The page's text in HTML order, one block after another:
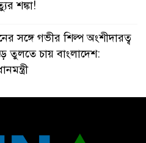
শঙ্কা!
সঙ্গে গভীর শিল্প অংশীদারত্ব
তুলতে চায় বাংলাদেশ: